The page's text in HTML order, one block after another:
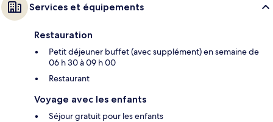
Services et équipements
Restauration
Petit déjeuner buffet (avec supplément) en semaine de
06 h 30 à 09 h 00
Restaurant
Voyage avec les enfants
Séjour gratuit pour les enfants